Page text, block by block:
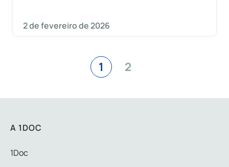
2 de fevereiro de 2026
1 2
A 1DOC
1Doc